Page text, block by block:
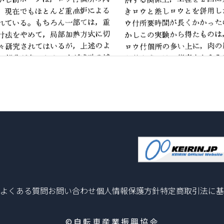
よくある質問お問い合わせ個人情報保護方針特定商取引法に
©自転車産業振興協会